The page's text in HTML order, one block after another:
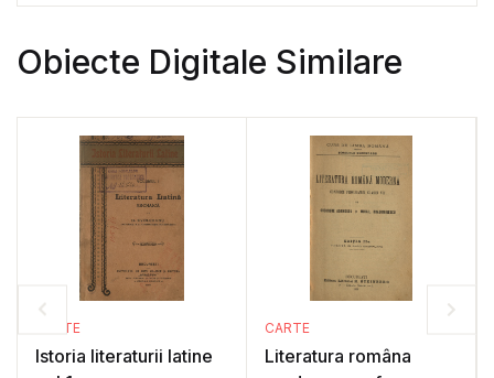
Obiecte Digitale Similare
CARTE
Istoria literaturii latine
CARTE
Literatura româna